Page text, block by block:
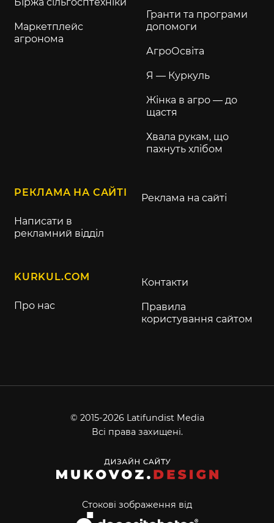
Маркетплейс
агронома
Гранти та програми
допомоги
АгроОсвіта
Я — Куркуль
Жінка в агро — до
щастя
Хвала рукам, що
пахнуть хлібом
РЕКЛАМА НА САЙТІ
Написати в
рекламний відділ
Реклама на сайті
KURKUL.COM
Про нас
Контакти
Правила
користування сайтом
© 2015-2026 Latifundist Media
Всі права захищені.
Стокові зображення від